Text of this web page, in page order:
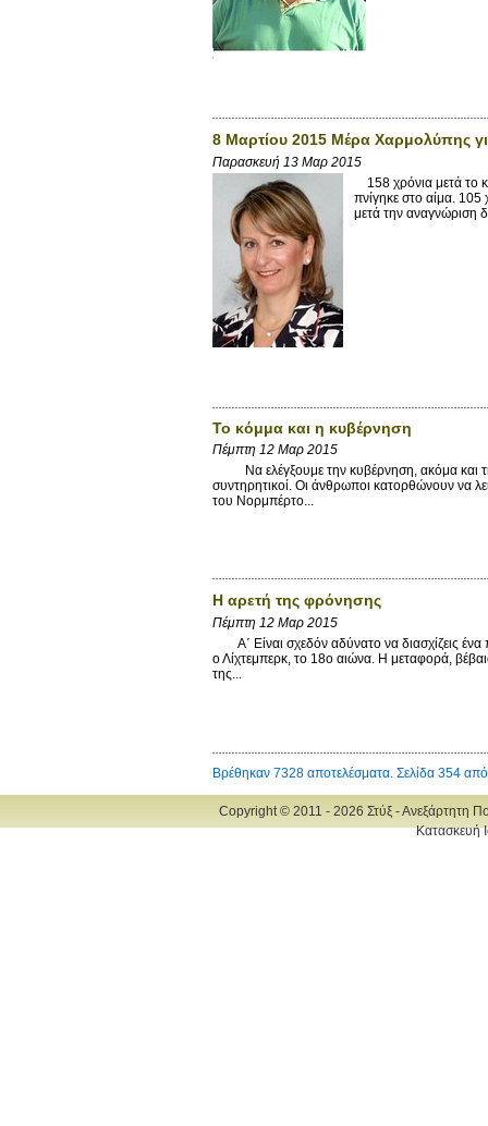
8 Μαρτίου 2015 Μέρα Χαρμολύπης
Παρασκευή 13 Μαρ 2015
158 χρόνια μετά το
πνίγηκε στο αίμα.
μετά την αναγνώριση
Το κόμμα και η κυβέρνηση
Πέμπτη 12 Μαρ 2015
Να ελέγξουμε την κυβέρνηση, ακόμα και τη
συντηρητικοί. Οι άνθρωποι κατορθώνουν να
του Νορμπέρτο...
Η αρετή της φρόνησης
Πέμπτη 12 Μαρ 2015
Α΄ Είναι σχεδόν αδύνατο να διασχίζεις
ο Λίχτεμπερκ, το 18ο αιώνα. Η μεταφορά,
της...
Βρέθηκαν 7328 αποτελέσματα. Σελίδα 354
Copyright © 2011 - 2026 Στύξ - Ανεξάρτητη
Κατασκευή